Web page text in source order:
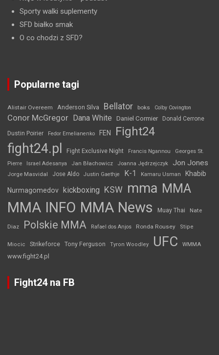
Sporty walki suplementy
SFD białko smak
O co chodzi z SFD?
Popularne tagi
Alistair Overeem Anderson Silva Bellator boks Colby Covington
Conor McGregor Dana White Daniel Cormier Donald Cerrone
Dustin Poirier Fedor Emelianenko FEN Fight24
fight24.pl Fight Exclusive Night Francis Ngannou
Georges St.
Pierre
Israel Adesanya Jan Błachowicz Joanna Jędrzejczyk Jon Jones
Jorge Masvidal Jose Aldo Justin Gaethje K-1 Kamaru Usman Khabib
Nurmagomedov kickboxing KSW mma MMA
MMA INFO MMA News Muay Thai Nate
Diaz Polskie MMA Rafael dos Anjos Ronda Rousey Stipe
Miocic Strikeforce Tony Ferguson Tyron Woodley UFC WMMA
www.fight24.pl
Fight24 na FB